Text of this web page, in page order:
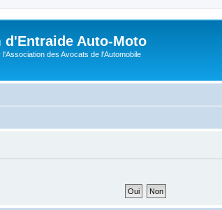
d'Entraide Auto-Moto
l'Association des Avocats de l'Automobile